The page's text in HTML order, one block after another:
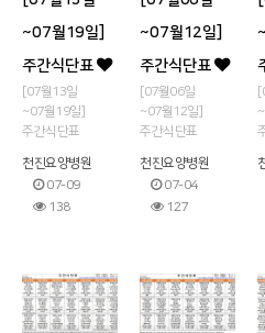
~07월19일]
주간식단표
[07월13일
~07월19일]
주간식단표
천진요양병원
07-09
138
~07월12일]
주간식단표
[07월06일
~07월12일]
주간식단표
천진요양병원
07-04
127